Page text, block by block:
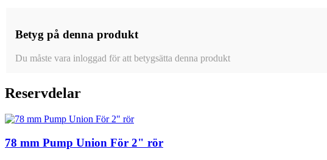
Betyg på denna produkt
Du måste vara inloggad för att betygsätta denna produkt
Reservdelar
78 mm Pump Union För 2" rör